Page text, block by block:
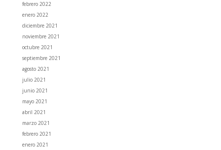
febrero 2022
enero 2022
diciembre 2021
noviembre 2021
octubre 2021
septiembre 2021
agosto 2021
julio 2021
junio 2021
mayo 2021
abril 2021
marzo 2021
febrero 2021
enero 2021